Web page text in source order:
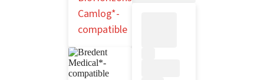
Camlog*-
compatible